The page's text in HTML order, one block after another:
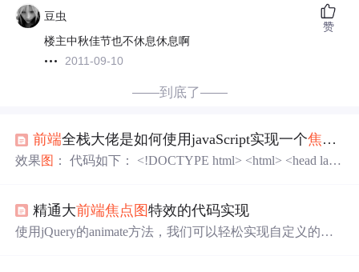
豆虫
楼主中秋佳节也不休息休息啊
2011-09-10
赞
——到底了——
前端全栈大佬是如何使用javaScript实现一个焦点
效果图 ： 代码如下： <!DOCTYPE html> <html> <head lang
精通大前端焦点 图特效的代码实现
使用jQuery的animate方法，我们可以轻松实现自定义的动